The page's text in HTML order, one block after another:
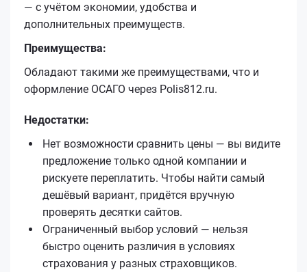
— с учётом экономии, удобства и
дополнительных преимуществ.
Преимущества:
Обладают такими же преимуществами, что и
оформление ОСАГО через Polis812.ru.
Недостатки:
Нет возможности сравнить цены — вы видите
предложение только одной компании и
рискуете переплатить. Чтобы найти самый
дешёвый вариант, придётся вручную
проверять десятки сайтов.
Ограниченный выбор условий — нельзя
быстро оценить различия в условиях
страхования у разных страховщиков.